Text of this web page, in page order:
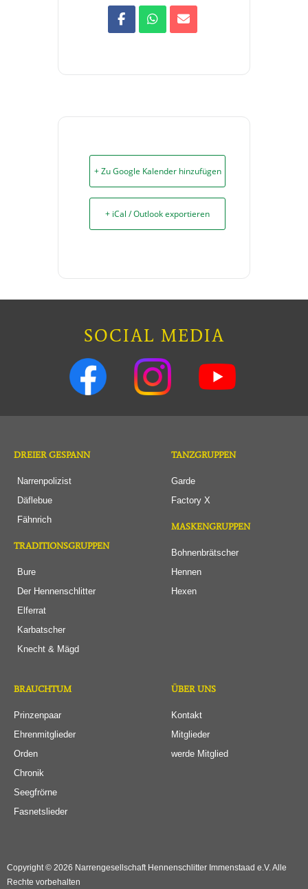
+ Zu Google Kalender hinzufügen
+ iCal / Outlook exportieren
SOCIAL MEDIA
DREIER GESPANN
Narrenpolizist
Däflebue
Fähnrich
TRADITIONSGRUPPEN
Bure
Der Hennenschlitter
Elferrat
Karbatscher
Knecht & Mägd
TANZGRUPPEN
Garde
Factory X
MASKENGRUPPEN
Bohnenbrätscher
Hennen
Hexen
BRAUCHTUM
Prinzenpaar
Ehrenmitglieder
Orden
Chronik
Seegfrörne
Fasnetslieder
ÜBER UNS
Kontakt
Mitglieder
werde Mitglied
Copyright © 2026 Narrengesellschaft Hennenschlitter Immenstaad e.V. Alle
Rechte vorbehalten